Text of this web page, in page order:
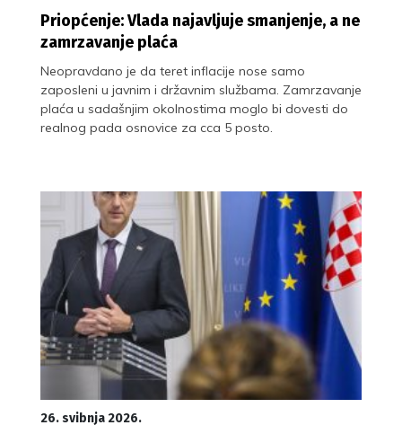
Priopćenje: Vlada najavljuje smanjenje, a ne
zamrzavanje plaća
Neopravdano je da teret inflacije nose samo
zaposleni u javnim i državnim službama. Zamrzavanje
plaća u sadašnjim okolnostima moglo bi dovesti do
realnog pada osnovice za cca 5 posto.
26. svibnja 2026.